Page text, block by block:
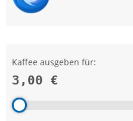
Kaffee ausgeben für:
3,00 €